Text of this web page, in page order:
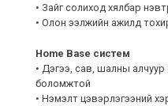
• Зайг солиход хялбар
• Олон ээлжийн ажилд
Home Base систем
• Дэгээ, сав, шалны алчуур
боломжтой
• Нэмэлт цэвэрлэгээний